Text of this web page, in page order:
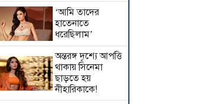
‘আমি তাদের
হাতেনাতে
ধরেছিলাম’
অন্তরঙ্গ দৃশ্যে আপত্তি
থাকায় সিনেমা
ছাড়তে হয়
নীহারিকাকে!